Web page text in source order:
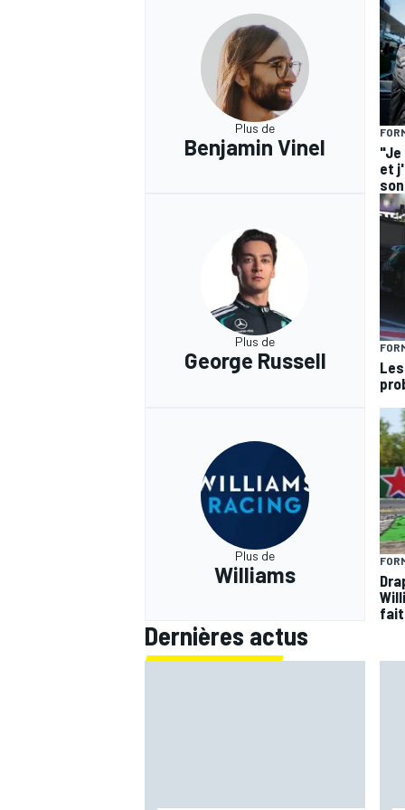
Plus de
Benjamin Vinel
"Je
et
Plus de
George Russell
Plus de
Williams
Dernières actus